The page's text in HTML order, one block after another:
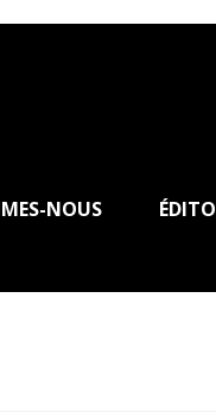
NOUS ÉDITO